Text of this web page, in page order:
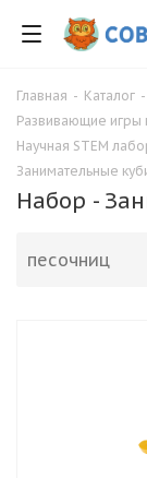
Главная - Каталог -
Развивающие игры
Научная STEM
Занимательные
Набор -